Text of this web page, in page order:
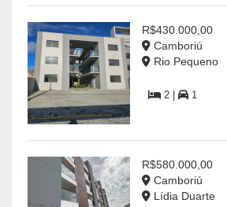
R$430.000,00
Camboriú
Rio Pequeno
2 | 1
R$580.000,00
Camboriú
Lídia Duarte